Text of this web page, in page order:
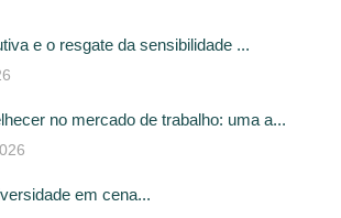
e o resgate da sensibilidade ...
no mercado de trabalho: uma a...
em cena...